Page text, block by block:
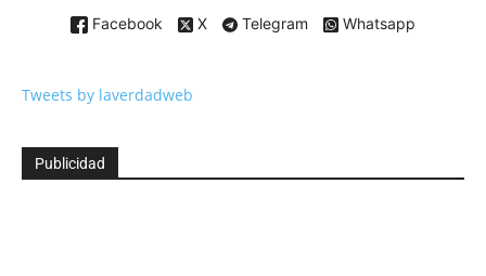
Facebook X Telegram Whatsapp
Tweets by laverdadweb
Publicidad